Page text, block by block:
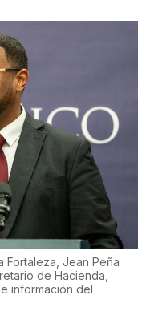
Fortaleza, Jean Peña
de Hacienda,
información del